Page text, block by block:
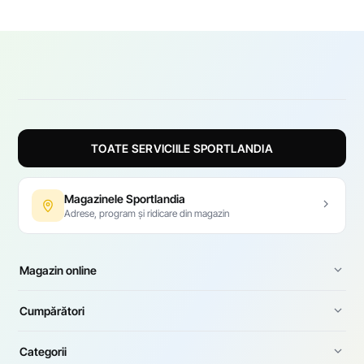
TOATE SERVICIILE SPORTLANDIA
Magazinele Sportlandia
Adrese, program și ridicare din magazin
Magazin online
Cumpărători
Categorii